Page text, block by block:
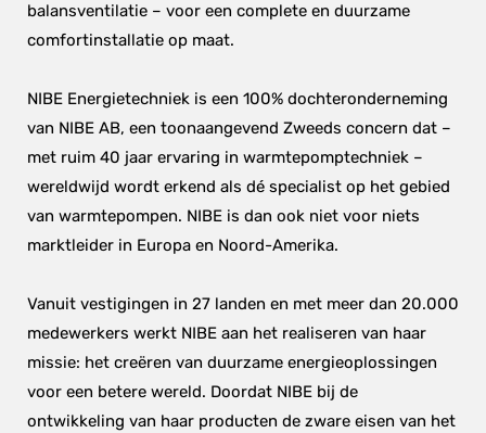
balansventilatie – voor een complete en duurzame
comfortinstallatie op maat.
NIBE Energietechniek is een 100% dochteronderneming
van NIBE AB, een toonaangevend Zweeds concern dat –
met ruim 40 jaar ervaring in warmtepomptechniek –
wereldwijd wordt erkend als dé specialist op het gebied
van warmtepompen. NIBE is dan ook niet voor niets
marktleider in Europa en Noord-Amerika.
Vanuit vestigingen in 27 landen en met meer dan 20.000
medewerkers werkt NIBE aan het realiseren van haar
missie: het creëren van duurzame energieoplossingen
voor een betere wereld. Doordat NIBE bij de
ontwikkeling van haar producten de zware eisen van het